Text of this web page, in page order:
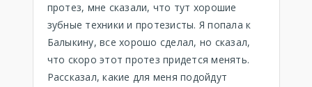
протез, мне сказали, что тут хорошие
зубные техники и протезисты. Я попала к
Балыкину, все хорошо сделал, но сказал,
что скоро этот протез придется менять.
Рассказал, какие для меня подойдут